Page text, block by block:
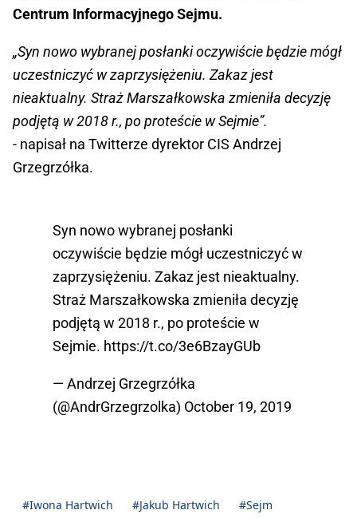
Centrum Informacyjnego Sejmu.
„Syn nowo wybranej posłanki oczywiście będzie mógł
uczestniczyć w zaprzysiężeniu. Zakaz jest
nieaktualny. Straż Marszałkowska zmieniła decyzję
podjętą w 2018 r., po proteście w Sejmie”.
- napisał na Twitterze dyrektor CIS Andrzej
Grzegrzółka.
Syn nowo wybranej posłanki
oczywiście będzie mógł uczestniczyć w
zaprzysiężeniu. Zakaz jest nieaktualny.
Straż Marszałkowska zmieniła decyzję
podjętą w 2018 r., po proteście w
Sejmie. https://t.co/3e6BzayGUb
— Andrzej Grzegrzółka
(@AndrGrzegrzolka) October 19, 2019
#Iwona Hartwich #Jakub Hartwich #Sejm